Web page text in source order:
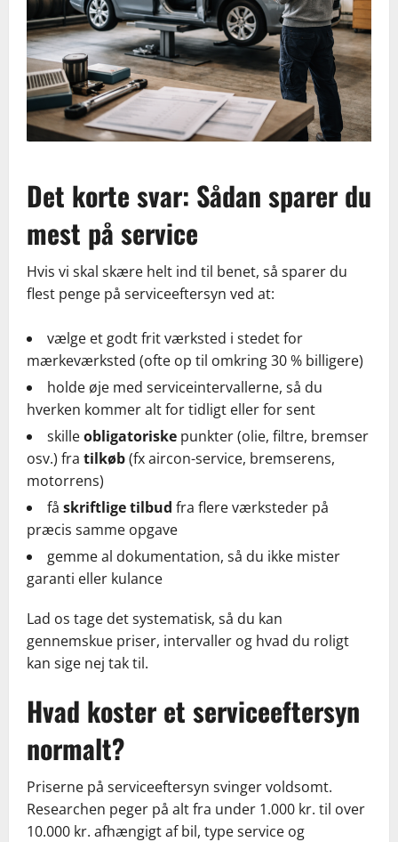
Det korte svar: Sådan sparer du
mest på service
Hvis vi skal skære helt ind til benet, så sparer du
flest penge på serviceeftersyn ved at:
vælge et godt frit værksted i stedet for
mærkeværksted (ofte op til omkring 30 % billigere)
holde øje med serviceintervallerne, så du
hverken kommer alt for tidligt eller for sent
skilleobligatoriske punkter (olie, filtre, bremser
osv.) fra tilkøb(fx aircon-service, bremserens,
motorrens)
få skriftlige tilbud fra flere værksteder på
præcis samme opgave
gemme al dokumentation, så du ikke mister
garanti eller kulance
Lad os tage det systematisk, så du kan
gennemskue priser, intervaller og hvad du roligt
kan sige nej tak til.
Hvad koster et serviceeftersyn
normalt?
Priserne på serviceeftersyn svinger voldsomt.
Researchen peger på alt fra under 1.000 kr. til over
10.000 kr. afhængigt af bil, type service og